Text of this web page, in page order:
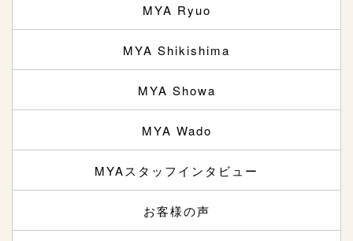
MYA Ryuo
MYA Shikishima
MYA Showa
MYA Wado
MYAスタッフインタビュー
お客様の声